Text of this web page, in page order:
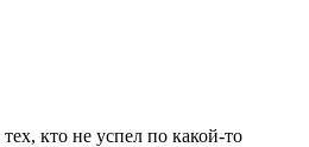
кто не успел по какой-то